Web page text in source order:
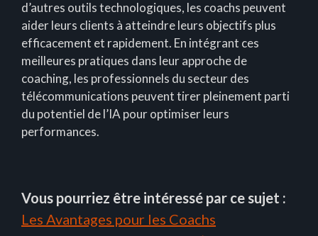
d’autres outils technologiques, les coachs peuvent
aider leurs clients à atteindre leurs objectifs plus
efficacement et rapidement. En intégrant ces
meilleures pratiques dans leur approche de
coaching, les professionnels du secteur des
télécommunications peuvent tirer pleinement parti
du potentiel de l’IA pour optimiser leurs
performances.
Vous pourriez être intéressé par ce sujet :
Les Avantages pour les Coachs